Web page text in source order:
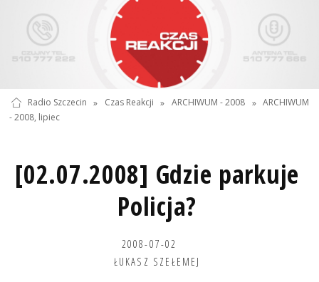
Radio Szczecin » Czas Reakcji » ARCHIWUM - 2008 » ARCHIWUM
- 2008, lipiec
[02.07.2008] Gdzie parkuje
Policja?
2008-07-02
ŁUKASZ SZEŁEMEJ